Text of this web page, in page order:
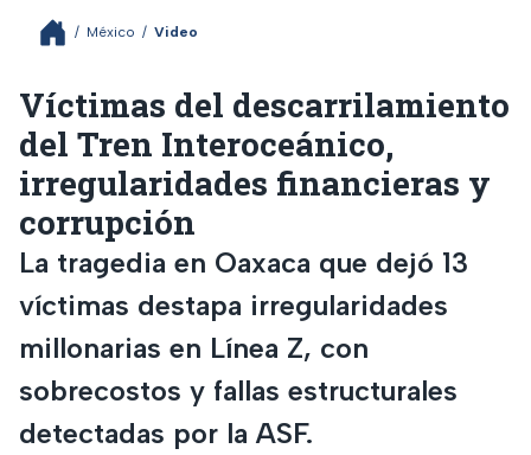
/ México / Video
Víctimas del descarrilamiento
del Tren Interoceánico,
irregularidades financieras y
corrupción
La tragedia en Oaxaca que dejó 13
víctimas destapa irregularidades
millonarias en Línea Z, con
sobrecostos y fallas estructurales
detectadas por la ASF.